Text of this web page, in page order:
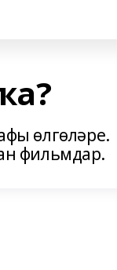
өлгөләре.
фильмдар.